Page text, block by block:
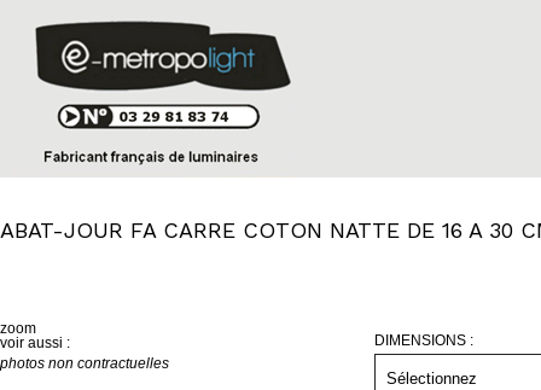
ABAT-JOUR FA CARRE COTON NATTE DE 16 A 30
zoom
voir aussi :
photos non contractuelles
DIMENSIONS :